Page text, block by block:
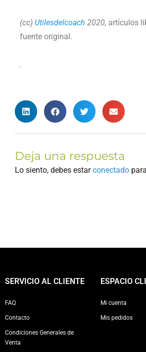
(cc) Utilesdelcoach 2020, artículos
fuente original.
.
Deja una respuesta
Lo siento, debes estarconectado
SERVICIO AL CLIENTE
FAQ
Contacto
Condiciones Generales de
Venta
ESPACIO
Mi cuenta
Mis pedidos